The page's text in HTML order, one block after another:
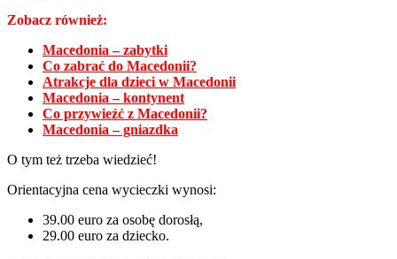
Zobacz również:
Macedonia – zabytki
Co zabrać do Macedonii?
Atrakcje dla dzieci w Macedonii
Macedonia – kontynent
Co przywieźć z Macedonii?
Macedonia – gniazdka
O tym też trzeba wiedzieć!
Orientacyjna cena wycieczki wynosi:
39.00 euro za osobę dorosłą,
29.00 euro za dziecko.